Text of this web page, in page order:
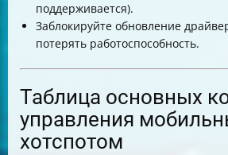
поддерживается).
Заблокируйте обновление
потерять работоспособность.
Таблица основных
управления
хотспотом